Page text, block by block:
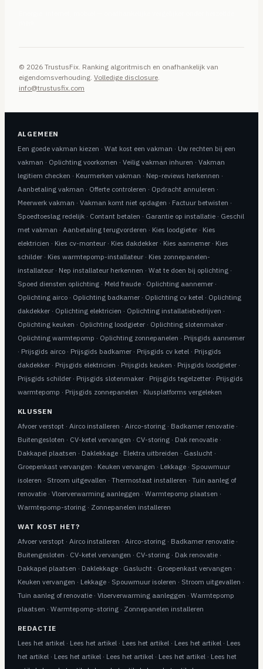
© 2026 TrustusFix. Ranking algoritmisch en onafhankelijk van
eigendomsverhouding. Volledige disclosure
info@trustusfix.com
ALGEMEEN
Een goede vakman kiezen · Wat kost een vakman · Uw rechten bij een
vakman · Oplichting voorkomen · Veilig vakman inhuren · Vakman
legitiem checken · Keurmerken vakman · Nep-reviews herkennen ·
Aanbetaling vakman · Offerte controleren · Opdracht annuleren ·
Meerwerk vakman · Vakman komt niet opdagen · Factuur betwisten ·
Spoedtoeslag redelijk· Contant betalen · Garantie op installatie· Geschil
met vakman · Aanbetaling terugvorderen · Kies loodgieter· Kies
elektricien · Kies cv-monteur· Kies dakdekker· Kies aannemer· Kies
schilder· Kies warmtepomp-installateur· Kies zonnepanelen-
installateur· Nep installateur herkennen · Wat te doen bij oplichting·
Spoed diensten oplichting· Meld fraude· Oplichting aannemer·
Oplichting airco· Oplichting badkamer· Oplichting cv ketel · Oplichting
dakdekker· Oplichting elektricien · Oplichting installatiebedrijven ·
Oplichting keuken · Oplichting loodgieter· Oplichting slotenmaker·
Oplichting warmtepomp · Oplichting zonnepanelen · Prijsgids aannemer
· Prijsgids airco· Prijsgids badkamer· Prijsgids cv ketel · Prijsgids
dakdekker· Prijsgids elektricien · Prijsgids keuken · Prijsgids loodgieter·
Prijsgids schilder· Prijsgids slotenmaker· Prijsgids tegelzetter· Prijsgids
warmtepomp · Prijsgids zonnepanelen · Klusplatforms vergeleken
KLUSSEN
Afvoer verstopt· Airco installeren · Airco-storing· Badkamer renovatie·
Buitengesloten · CV-ketel vervangen · CV-storing· Dak renovatie·
Dakkapel plaatsen · Daklekkage· Elektra uitbreiden · Gaslucht·
Groepenkast vervangen · Keuken vervangen · Lekkage· Spouwmuur
isoleren · Stroom uitgevallen · Thermostaat installeren · Tuin aanleg of
renovatie· Vloerverwarming aanleggen · Warmtepomp plaatsen ·
Warmtepomp-storing· Zonnepanelen installeren
WAT KOST HET?
Afvoer verstopt· Airco installeren · Airco-storing· Badkamer renovatie·
Buitengesloten · CV-ketel vervangen · CV-storing· Dak renovatie·
Dakkapel plaatsen · Daklekkage· Gaslucht· Groepenkast vervangen ·
Keuken vervangen · Lekkage· Spouwmuur isoleren · Stroom uitgevallen ·
Tuin aanleg of renovatie· Vloerverwarming aanleggen · Warmtepomp
plaatsen · Warmtepomp-storing· Zonnepanelen installeren
REDACTIE
Lees het artikel · Lees het artikel · Lees het artikel · Lees het artikel · Lees
het artikel · Lees het artikel · Lees het artikel · Lees het artikel · Lees het